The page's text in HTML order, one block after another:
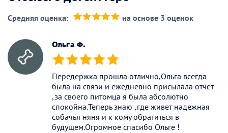
Средняя оценка: на основе 3 оценок
Ольга Ф.
(*) (*) (*) (*) (*)
Передержка прошла отлично,Ольга всегда
была на связи и ежедневно присылала отчет
,за своего питомца я была абсолютно
спокойна.Теперь знаю ,где живет надежная
собачья няня и к кому обратиться в
будущем.Огромное спасибо Ольге !